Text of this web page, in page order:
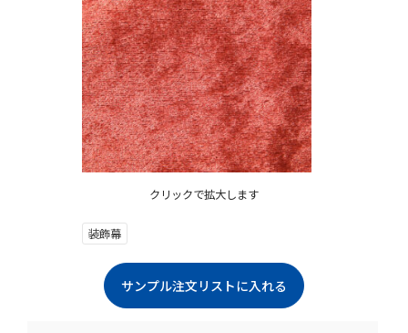
クリックで拡大します
装飾幕